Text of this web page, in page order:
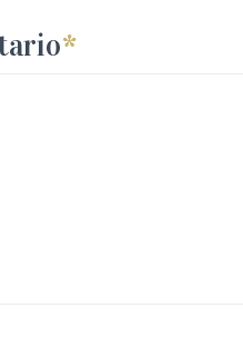
*